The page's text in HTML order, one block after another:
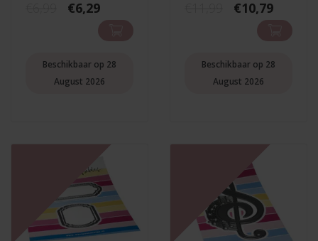
Oorspronkelijke
€6,99.
€6,29Huidige
prijs
is:
€6,29.
Beschikbaar op 28
August 2026
prijs
was:
€11,99.
€10,79
prijs
is:
€10,79.
Beschikbaar op 28
August 2026